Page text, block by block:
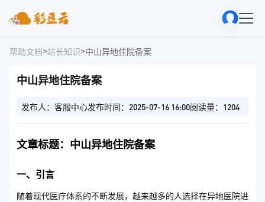
帮助文档>站长知识>中山异地住院备案
中山异地住院备案
发布人：客服中心发布时间：2025-07-16 16:00阅读量：1204
文章标题：中山异地住院备案
一、引言
随着现代医疗体系的不断发展，越来越多的人选择在异地医院进